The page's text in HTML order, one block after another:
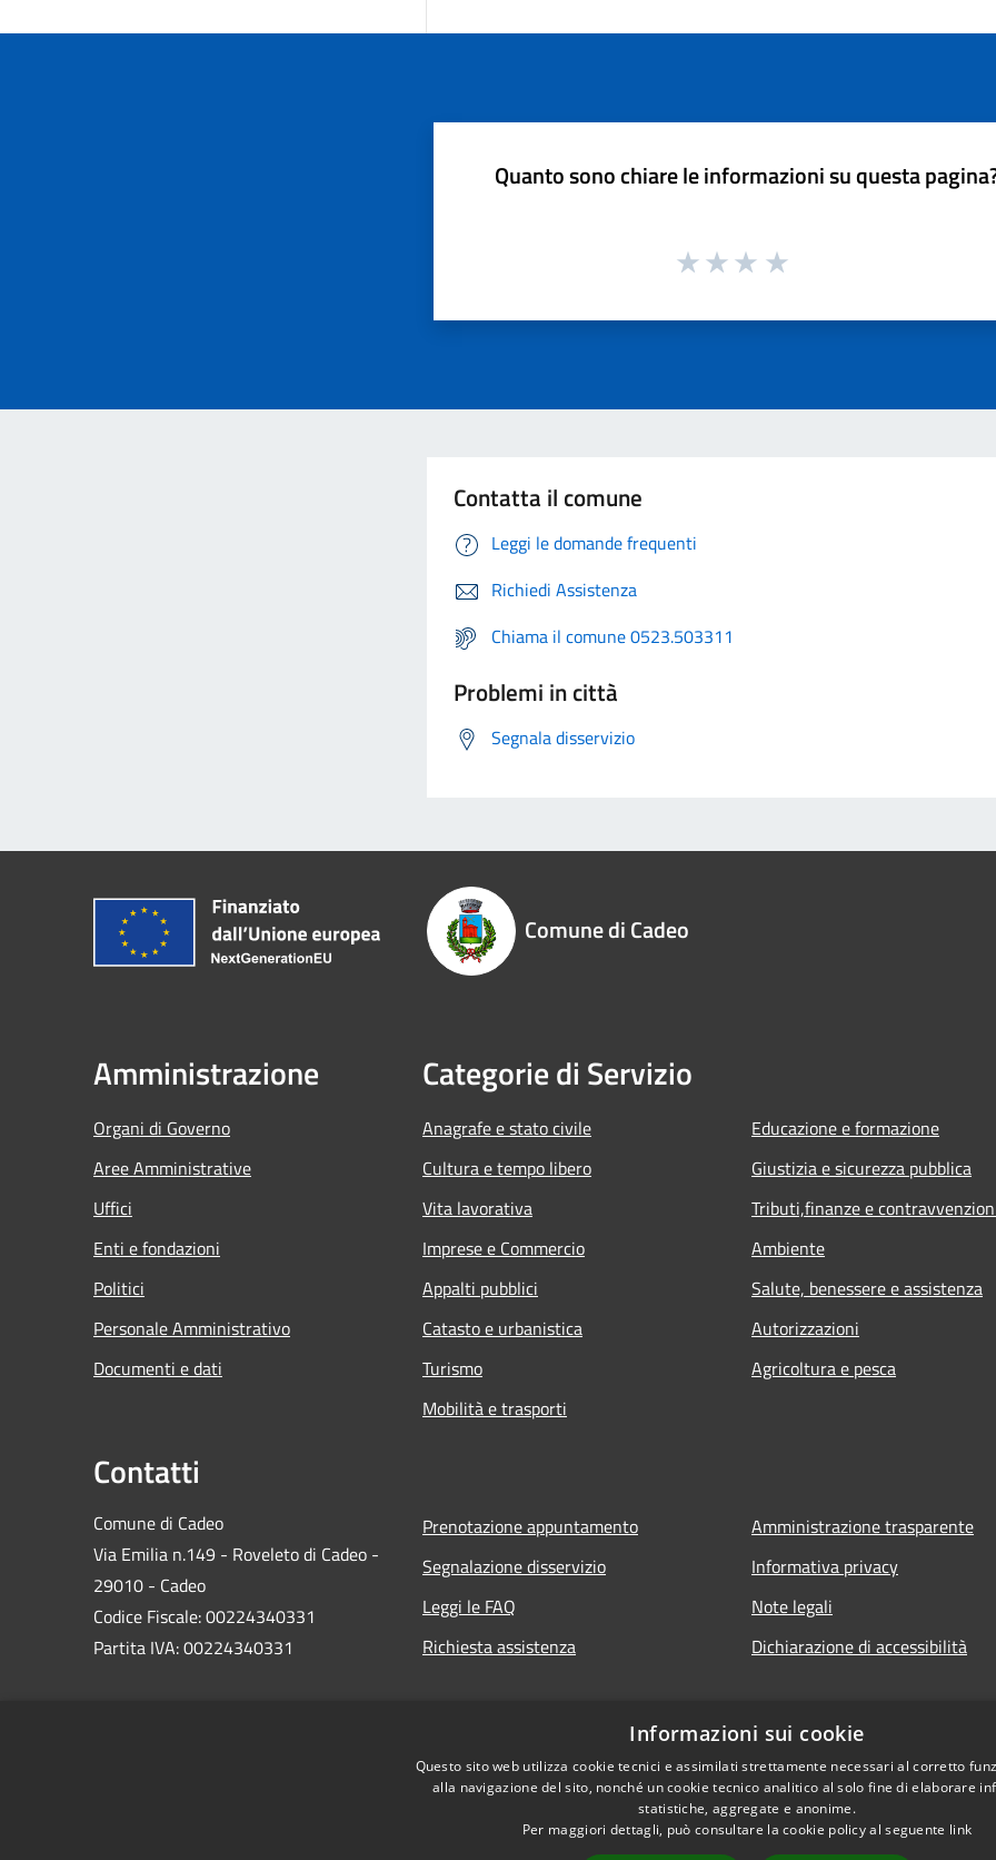
Quanto sono chiare le informazioni su questa
Contatta il comune
Leggi le domande frequenti
Richiedi Assistenza
Chiama il comune 0523.503311
Problemi in città
Segnala disservizio
Comune di Cadeo
Amministrazione
Organi di Governo
Aree Amministrative
Uffici
Enti e fondazioni
Politici
Personale Amministrativo
Documenti e dati
Categorie di Servizio
Anagrafe e stato civile
Cultura e tempo libero
Vita lavorativa
Imprese e Commercio
Appalti pubblici
Catasto e urbanistica
Turismo
Mobilità e trasporti
Educazione e formazione
Giustizia e sicurezza pubblica
Tributi,finanze e
Ambiente
Salute, benessere e assistenza
Autorizzazioni
Agricoltura e pesca
Contatti
Comune di Cadeo
Via Emilia n.149 - Roveleto di Cadeo -
29010 - Cadeo
Codice Fiscale: 00224340331
Partita IVA: 00224340331
Prenotazione appuntamento
Segnalazione disservizio
Leggi le FAQ
Richiesta assistenza
Amministrazione trasparente
Informativa privacy
Note legali
Dichiarazione di accessibilità
Informazioni sui cookie
Questo sito web utilizza cookie tecnici e assimilati strettamente necessari al corretto
alla navigazione del sito, nonché un cookie tecnico analitico al solo fine di elaborare
statistiche, aggregate e anonime.
Per maggiori dettagli, può consultare la cookie policy al seguente link